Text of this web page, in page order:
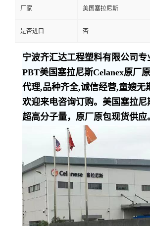
厂家 美国塞拉尼斯
是否进口 否
宁波齐汇达工程塑料有限公司专
PBT美国塞拉尼斯Celanex原厂
代理,品种齐全,诚信经营,童嫂无
欢迎来电咨询订购。美国塞拉尼
超高分子量，原厂原包现货供应